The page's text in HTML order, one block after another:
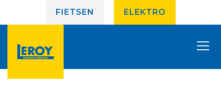
FIETSEN ELEKTRO